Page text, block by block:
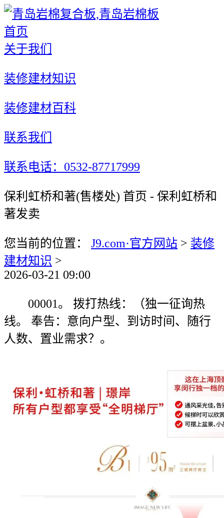
首页
关于我们
装修建材知识
装修建材百科
联系我们
联系电话：0532-87717999
保利虹桥和著(售楼处) 首页 - 保利虹桥和
著发卖
您当前的位置： J9.com·官方网站 > 装修
建材知识 >
2026-03-21 09:00
00001。 拨打热线：（独一征询热
线。 奉告：意向户型、到访时间、随行
人数、置业需求？。